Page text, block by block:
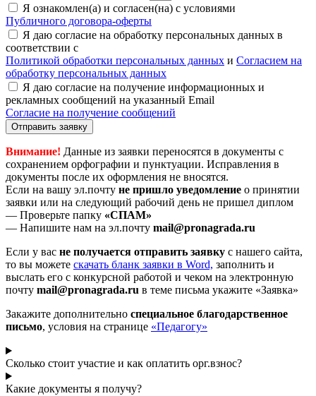
Я ознакомлен(а) и согласен(на) с условиями
Публичного договора-оферты
Я даю согласие на обработку персональных данных в
соответствии с
Политикой обработки персональных данных и Согласием на
обработку персональных данных
Я даю согласие на получение информационных и
рекламных сообщений на указанный Email
Согласие на получение сообщений
Отправить заявку
Внимание! Данные из заявки переносятся в документы с
сохранением орфографии и пунктуации. Исправления в
документы после их оформления не вносятся.
Если на вашу эл.почту не пришло уведомление о принятии
заявки или на следующий рабочий день не пришел диплом
— Проверьте папку «СПАМ»
— Напишите нам на эл.почту mail@pronagrada.ru
Если у вас не получается отправить заявку с нашего сайта,
то вы можете cкачать бланк заявки в Word, заполнить и
выслать его с конкурсной работой и чеком на электронную
почту mail@pronagrada.ru в теме письма укажите «Заявка»
Закажите дополнительно специальное благодарственное
письмо, условия на странице «Педагогу»
Сколько стоит участие и как оплатить орг.взнос?
Какие документы я получу?